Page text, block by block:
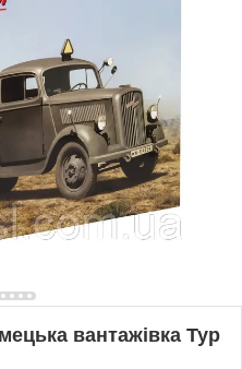
вантажівка Typ